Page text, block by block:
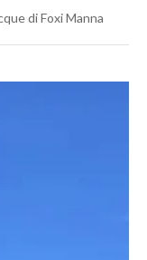
di Foxi Manna